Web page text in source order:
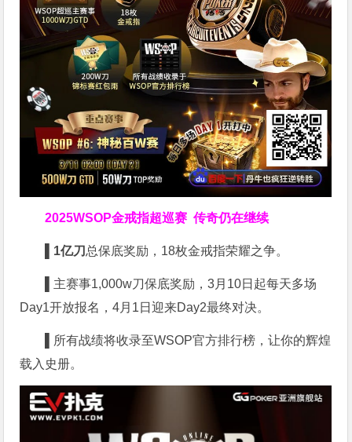
2025WSOP金戒指超巡赛传奇仍在继续
1亿刀 总保底奖励，18枚金戒指荣耀之争。
主赛事1,000w刀保底奖励，3月10日起每天多场
Day1开放报名，4月1日迎来Day2最终对决。
所有战绩将收录至WSOP官方排行榜，让你的辉煌
载入史册。